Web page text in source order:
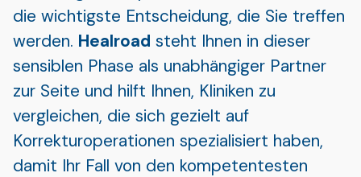
die wichtigste Entscheidung, die Sie treffen
werden. Healroad steht Ihnen in dieser
sensiblen Phase als unabhängiger Partner
zur Seite und hilft Ihnen, Kliniken zu
vergleichen, die sich gezielt auf
Korrekturoperationen spezialisiert haben,
damit Ihr Fall von den kompetentesten